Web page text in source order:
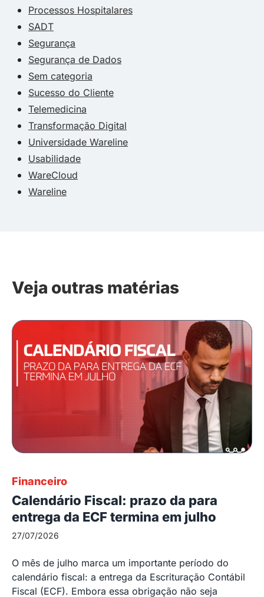
Processos Hospitalares
SADT
Segurança
Segurança de Dados
Sem categoria
Sucesso do Cliente
Telemedicina
Transformação Digital
Universidade Wareline
Usabilidade
WareCloud
Wareline
Veja outras matérias
Financeiro
Calendário Fiscal: prazo da para
entrega da ECF termina em julho
27/07/2026
O mês de julho marca um importante período do
calendário fiscal: a entrega da Escrituração Contábil
Fiscal (ECF). Embora essa obrigação não seja